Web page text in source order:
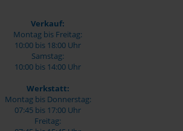
Verkauf:
Montag bis Freitag:
10:00 bis 18:00 Uhr
Samstag:
10:00 bis 14:00 Uhr
Werkstatt:
Montag bis Donnerstag:
07:45 bis 17:00 Uhr
Freitag: